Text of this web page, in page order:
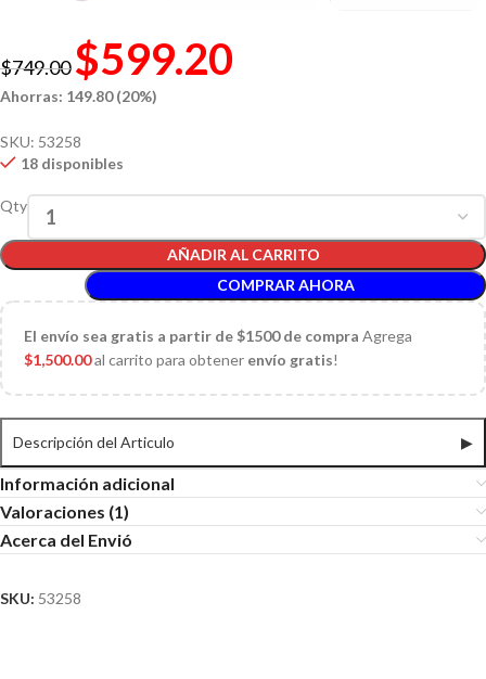
$749.00 $599.20
Ahorras: 149.80 (20%)
SKU: 53258
18 disponibles
Qty
AÑADIR AL CARRITO
COMPRAR AHORA
El envío sea gratis a partir de $1500 de compra Agrega
$1,500.00al carrito para obtener envío gratis!
Descripción del Articulo ▶
Información adicional
Valoraciones (1)
Acerca del Envió
SKU: 53258